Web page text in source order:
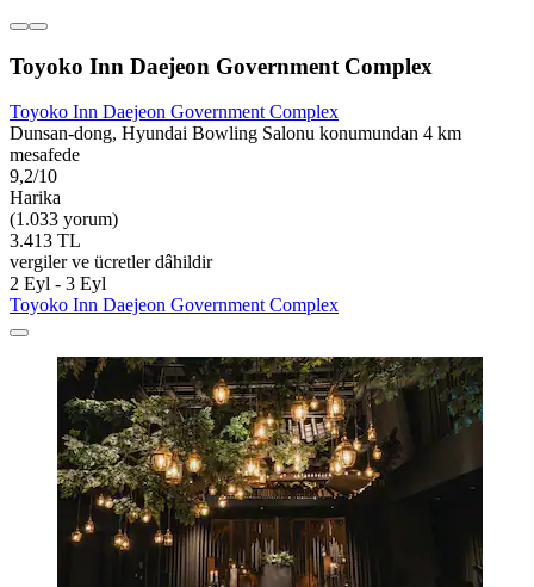
Toyoko Inn Daejeon Government Complex
Toyoko Inn Daejeon Government Complex
Dunsan-dong, Hyundai Bowling Salonu konumundan 4 km
mesafede
9,2/10
Harika
(1.033 yorum)
3.413 TL
vergiler ve ücretler dâhildir
2 Eyl - 3 Eyl
Toyoko Inn Daejeon Government Complex